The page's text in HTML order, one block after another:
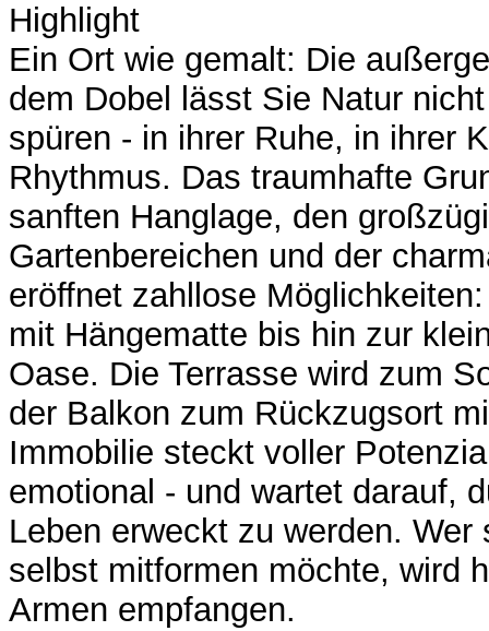
Highlight
Ein Ort wie gemalt: Die
dem Dobel lässt Sie Natur
spüren - in ihrer Ruhe, in ihrer
Rhythmus. Das traumhafte
sanften Hanglage, den
Gartenbereichen und der
eröffnet zahllose
mit Hängematte bis hin zur
Oase. Die Terrasse wird zum
der Balkon zum Rückzugsort
Immobilie steckt voller
emotional - und wartet darauf,
Leben erweckt zu werden. Wer
selbst mitformen möchte, wird
Armen empfangen.